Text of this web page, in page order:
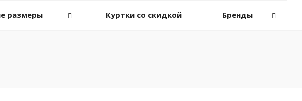
размеры Куртки со скидкой Бренды